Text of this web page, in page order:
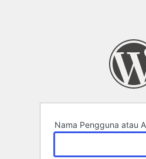
Nama Pengguna atau